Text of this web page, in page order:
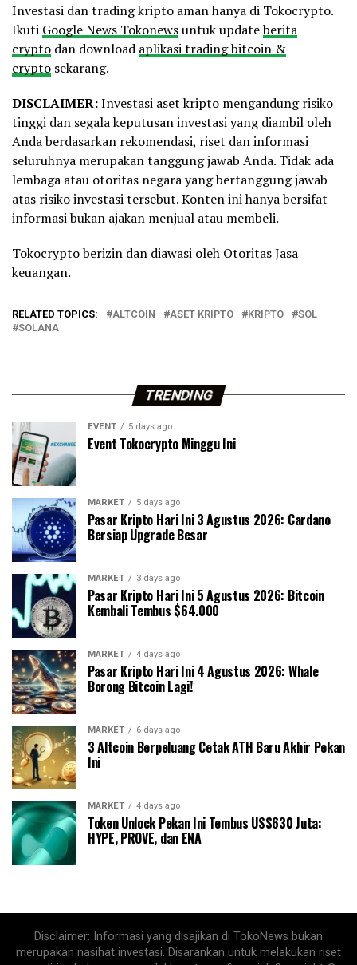
Investasi dan trading kripto aman hanya di Tokocrypto.
Ikuti Google News Tokonewsuntuk updateberita
crypto dan download aplikasi trading bitcoin &
crypto sekarang.
DISCLAIMER:Investasi aset kripto mengandung risiko
tinggi dan segala keputusan investasi yang diambil oleh
Anda berdasarkan rekomendasi, riset dan informasi
seluruhnya merupakan tanggung jawab Anda. Tidak ada
lembaga atau otoritas negara yang bertanggung jawab
atas risiko investasi tersebut. Konten ini hanya bersifat
informasi bukan ajakan menjual atau membeli.
Tokocrypto berizin dan diawasi oleh Otoritas Jasa
keuangan.
RELATED TOPICS: ALTCOIN ASET KRIPTO KRIPTO
SOL
SOLANA
TRENDING
EVENT 5 days ago
Event Tokocrypto Minggu Ini
MARKET 5 days ago
Pasar Kripto Hari Ini 3 Agustus 2026: Cardano
Bersiap Upgrade Besar
MARKET 3 days ago
Pasar Kripto Hari Ini 5 Agustus 2026: Bitcoin
Kembali Tembus $64.000
MARKET 4 days ago
Pasar Kripto Hari Ini 4 Agustus 2026: Whale
Borong Bitcoin Lagi!
MARKET 6 days ago
3 Altcoin Berpeluang Cetak ATH Baru Akhir Pekan
Ini
MARKET 4 days ago
Token Unlock Pekan Ini Tembus US$630 Juta:
HYPE, PROVE, dan ENA
Disclaimer: Informasi yang disajikan di TokoNews bukan
merupakan nasihat investasi. Disarankan untuk melakukan riset